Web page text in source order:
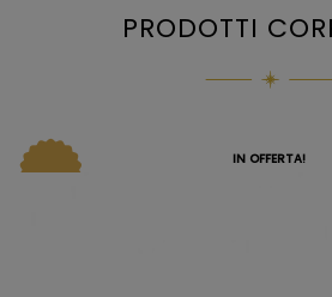
PRODOTTI
IN OFFERTA!